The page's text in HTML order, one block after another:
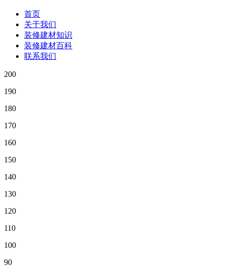
首页
关于我们
装修建材知识
装修建材百科
联系我们
200
190
180
170
160
150
140
130
120
110
100
90